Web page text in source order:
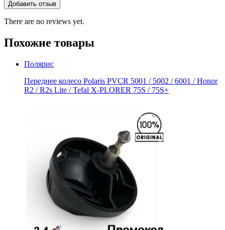
There are no reviews yet.
Похожие товары
Полярис
Переднее колесо Polaris PVCR 5001 / 5002 / 6001 / Honor
R2 / R2s Litе / Tefal X-PLORER 75S / 75S+